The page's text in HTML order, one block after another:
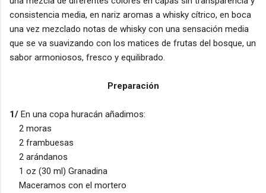
consistencia media, en nariz aromas a whisky cítrico, en boca
una vez mezclado notas de whisky con una sensación media
que se va suavizando con los matices de frutas del bosque, un
sabor armoniosos, fresco y equilibrado.
Preparación
1/ En una copa huracán añadimos:
2 moras
2 frambuesas
2 arándanos
1 oz (30 ml) Granadina
Maceramos con el mortero